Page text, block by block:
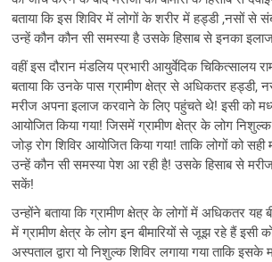
बताया कि इस शिविर में लोगों के शरीर में हड्डी ,नसों से
उन्हें कौन कौन सी समस्या है उसके हिसाब से इनका इलाज
वहीं इस दौरान मंडलिय प्रभारी आयुर्वेदिक चिकित्सालय
बताया कि उनके पास ग्रामीण क्षेत्र से अधिकतर हड्डी,
मरीज अपना इलाज करवाने के लिए पहुंचते थे! इसी को
आयोजित किया गया! जिसमें ग्रामीण क्षेत्र के लोग
जोड़ रोग शिविर आयोजित किया गया! ताकि लोगों को
उन्हें कौन सी समस्या पेश आ रही है! उसके हिसाब से
सकें!
उन्होंने बताया कि ग्रामीण क्षेत्र के लोगों में अधिकतर यह
में ग्रामीण क्षेत्र के लोग इन बीमारियों से जूझ रहे हैं इसी
अस्पताल द्वारा यो निशुल्क शिविर लगाया गया ताकि